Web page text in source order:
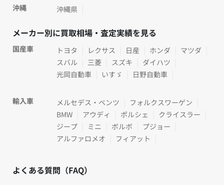
沖縄
沖縄県
メーカー別に買取相場・査定実績を見る
国産車 トヨタ レクサス 日産 ホンダ
マツダ
スバル
三菱 スズキ
ダイハツ
光岡自動車
いすゞ 日野自動車
輸入車 メルセデス・ベンツ
フォルクスワーゲン
BMW
アウディ ポルシェ
クライスラー
ジープ
ミニ ボルボ
プジョー
アルファロメオ
フィアット
よくある質問（FAQ）